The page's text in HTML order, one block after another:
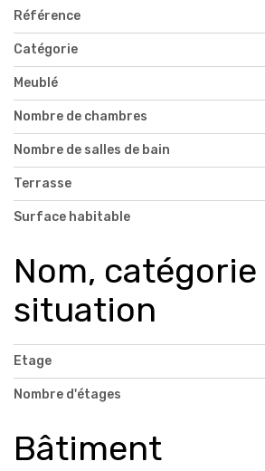
Référence
Catégorie
Meublé
Nombre de chambres
Nombre de salles de bain
Terrasse
Surface habitable
Nom, catégorie
situation
Etage
Nombre d'étages
Bâtiment